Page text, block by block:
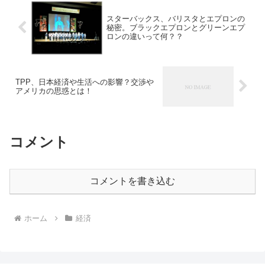
スターバックス、バリスタとエプロンの
秘密。ブラックエプロンとグリーンエプ
ロンの違いって何？？
TPP、日本経済や生活への影響？交渉や
アメリカの思惑とは！
コメント
コメントを書き込む
ホーム 経済